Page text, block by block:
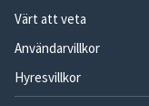
Värt att veta
Användarvillkor
Hyresvillkor